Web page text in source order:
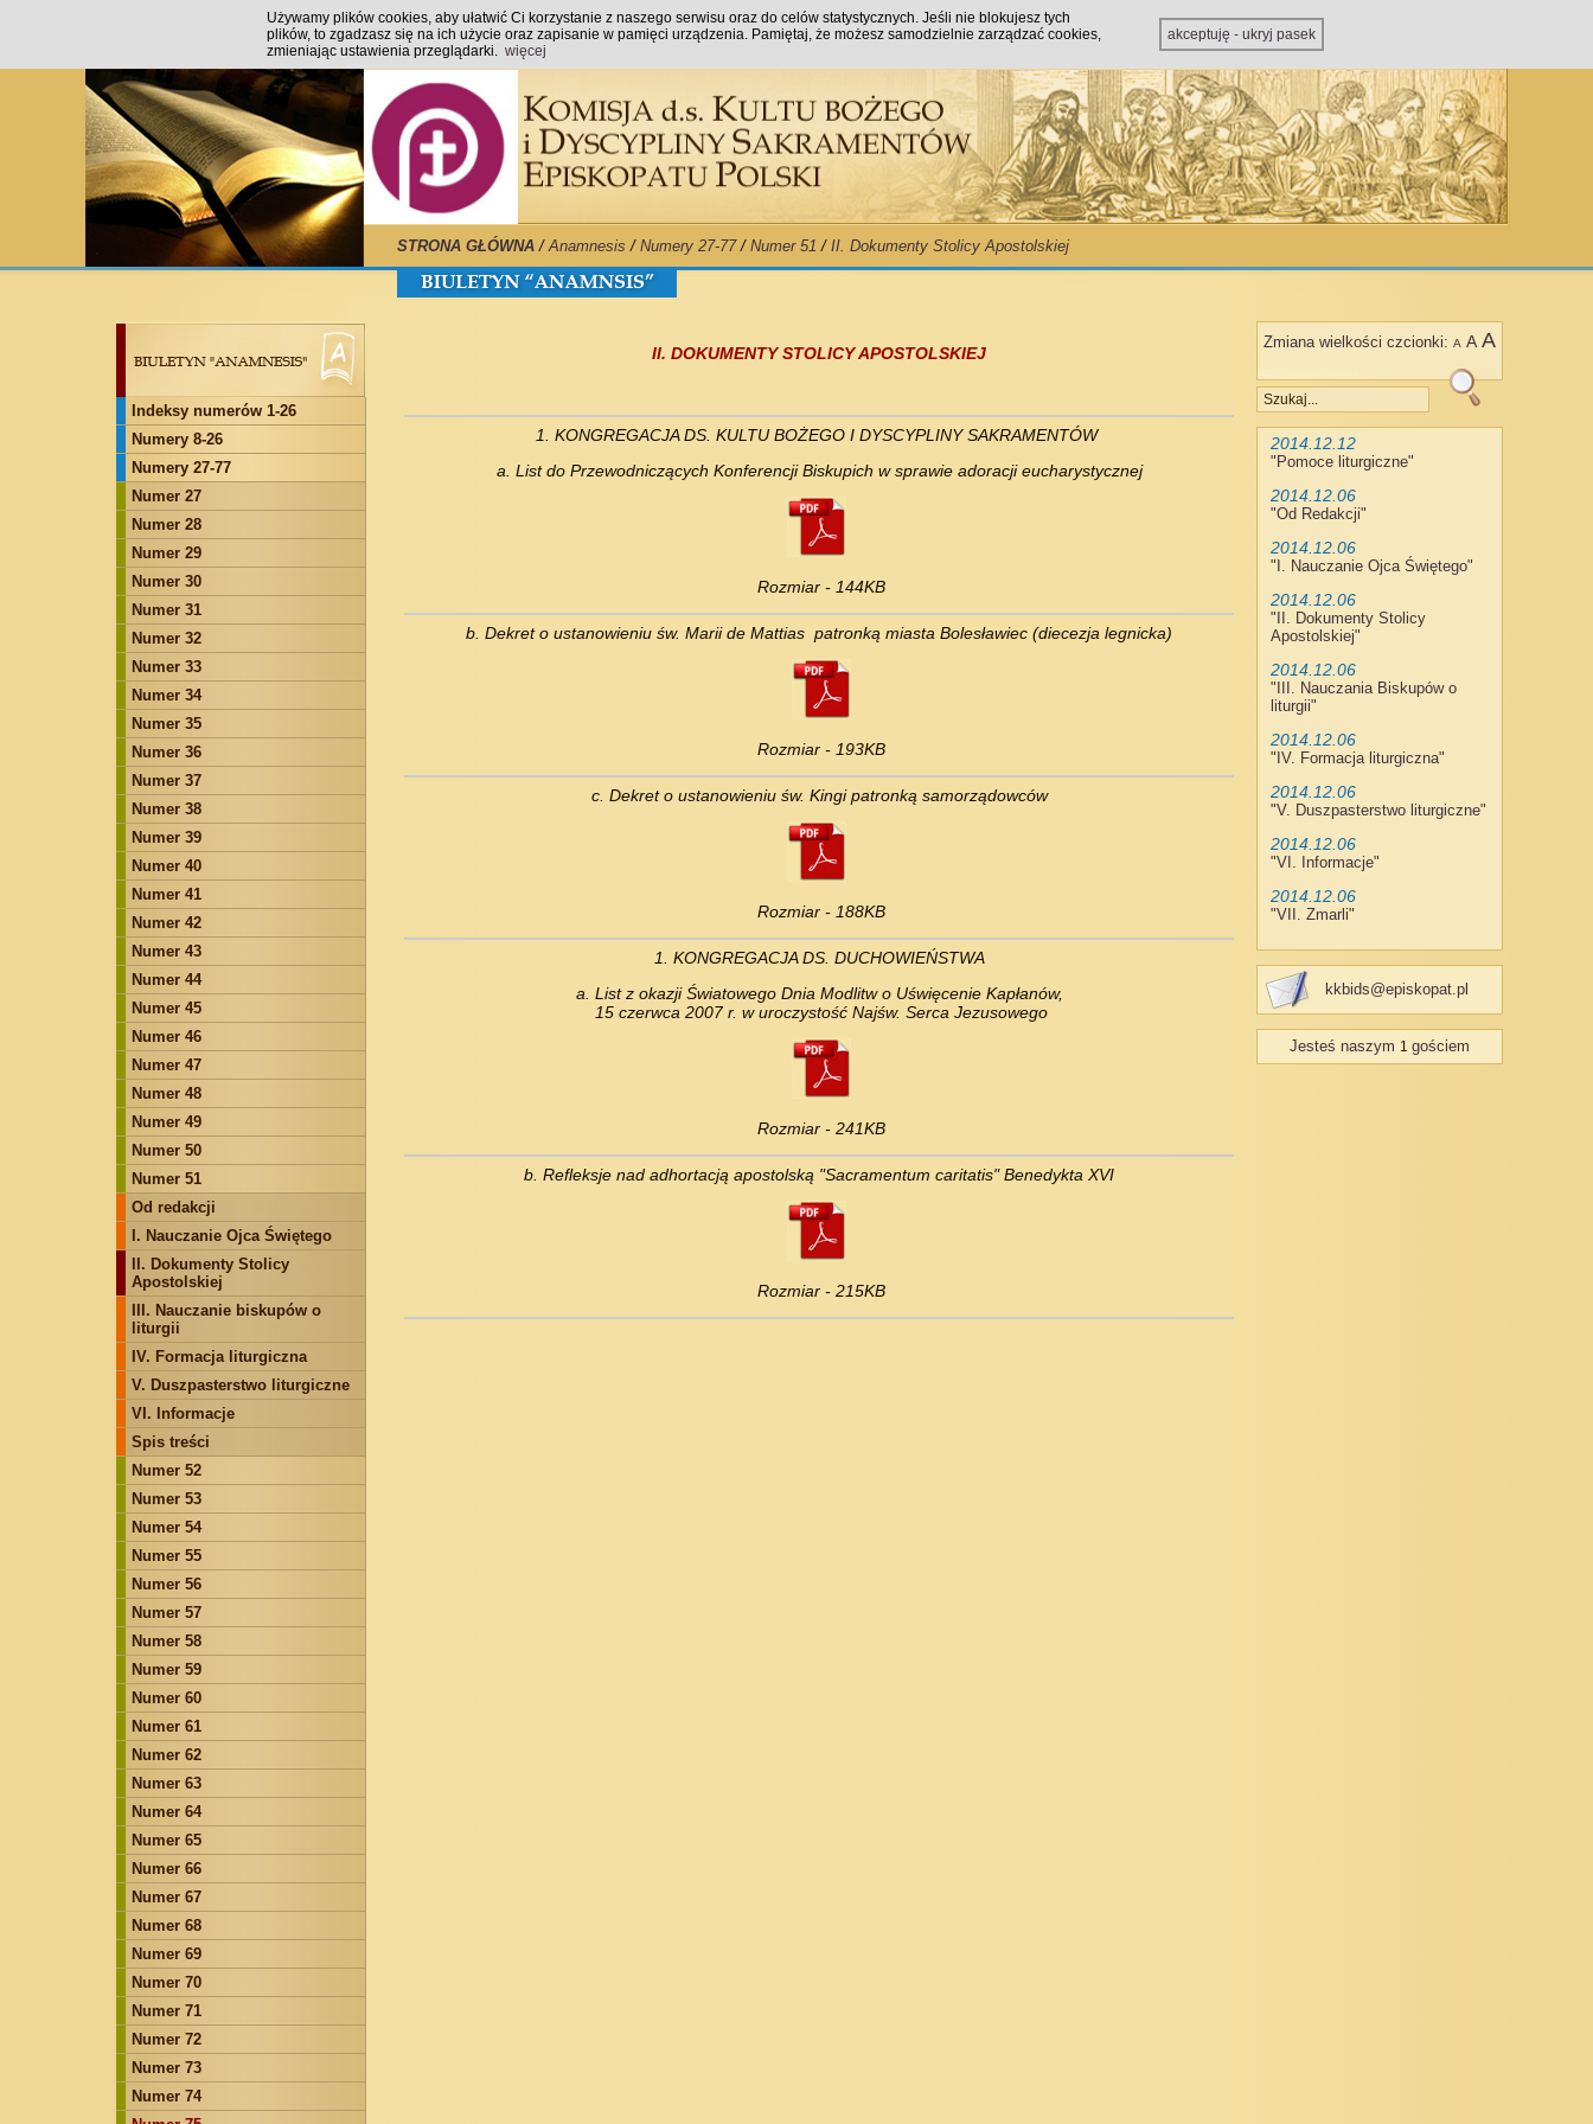
Używamy plików cookies, aby ułatwić Ci korzystanie z naszego serwisu oraz do celów statystycznych. Jeśli nie blokujesz tych
plików, to zgadzasz się na ich użycie oraz zapisanie w pamięci urządzenia. Pamiętaj, że możesz samodzielnie zarządzać cookies,
zmieniając ustawienia przeglądarki. więcej
akceptuję - ukryj pasek
STRONA GŁÓWNA /Anamnesis / Numery 27-77/ Numer 51 / II. Dokumenty Stolicy Apostolskiej
Indeksy numerów 1-26
Numery 8-26
Numery 27-77
Numer 27
Numer 28
Numer 29
Numer 30
Numer 31
Numer 32
Numer 33
Numer 34
Numer 35
Numer 36
Numer 37
Numer 38
Numer 39
Numer 40
Numer 41
Numer 42
Numer 43
Numer 44
Numer 45
Numer 46
Numer 47
Numer 48
Numer 49
Numer 50
Numer 51
Od redakcji
I. Nauczanie Ojca Świętego
II. Dokumenty Stolicy
Apostolskiej
III. Nauczanie biskupów o
liturgii
IV. Formacja liturgiczna
V. Duszpasterstwo liturgiczne
VI. Informacje
Spis treści
Numer 52
Numer 53
Numer 54
Numer 55
Numer 56
Numer 57
Numer 58
Numer 59
Numer 60
Numer 61
Numer 62
Numer 63
Numer 64
Numer 65
Numer 66
Numer 67
Numer 68
Numer 69
Numer 70
Numer 71
Numer 72
Numer 73
Numer 74
II. DOKUMENTY STOLICY APOSTOLSKIEJ
1. KONGREGACJA DS. KULTU BOŻEGO I DYSCYPLINY SAKRAMENTÓW
a. List do Przewodniczących Konferencji Biskupich w sprawie adoracji eucharystycznej
Rozmiar - 144KB
b. Dekret o ustanowieniu św. Marii de Mattias patronką miasta Bolesławiec (diecezja legnicka)
Rozmiar - 193KB
c. Dekret o ustanowieniu św. Kingi patronką samorządowców
Rozmiar - 188KB
1. KONGREGACJA DS. DUCHOWIEŃSTWA
a. List z okazji Światowego Dnia Modlitw o Uświęcenie Kapłanów,
15 czerwca 2007 r. w uroczystość Najśw. Serca Jezusowego
Rozmiar - 241KB
b. Refleksje nad adhortacją apostolską "Sacramentum caritatis" Benedykta XVI
Rozmiar - 215KB
Zmiana wielkości czcionki: A A A
2014.12.12
" Pomoce liturgiczne"
2014.12.06
"Od Redakcji"
2014.12.06
" I. Nauczanie Ojca Świętego"
2014.12.06
" II. Dokumenty Stolicy
Apostolskiej"
2014.12.06
" III. Nauczania Biskupów o
liturgii"
2014.12.06
" IV. Formacja liturgiczna"
2014.12.06
"V. Duszpasterstwo liturgiczne"
2014.12.06
"VI. Informacje"
2014.12.06
"VII. Zmarli"
kkbids@episkopat.pl
Jesteś naszym 1 gościem